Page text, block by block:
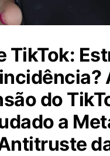
TikTok:
do
a